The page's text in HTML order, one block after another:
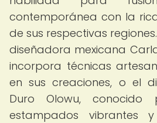
contemporánea con la
de sus respectivas
diseñadora mexicana
incorpora técnicas
en sus creaciones, o el
Duro Olowu,
estampados vibrantes